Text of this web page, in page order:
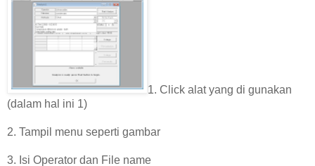
1. Click alat yang di gunakan
(dalam hal ini 1)
2. Tampil menu seperti gambar
3. Isi Operator dan File name